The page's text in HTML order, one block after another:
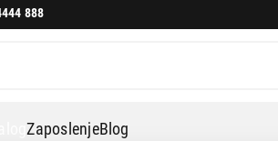
888
ZaposlenjeBlog